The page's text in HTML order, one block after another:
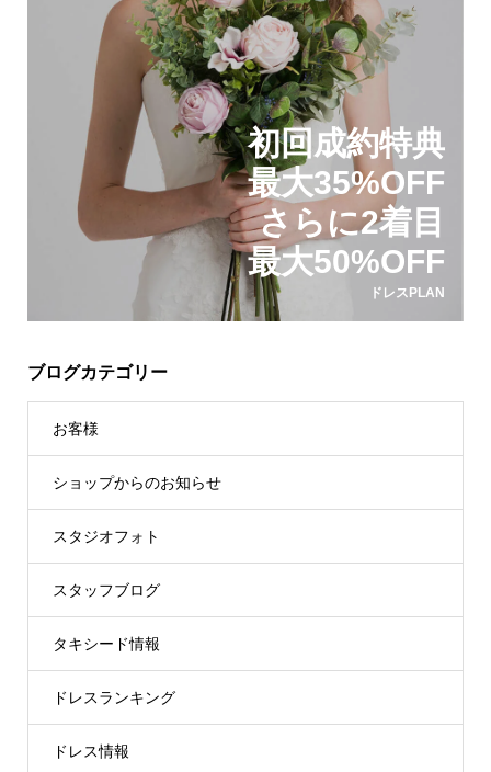
初回成約特典
最大35%OFF
さらに2着目
最大50%OFF
ドレスPLAN
ブログカテゴリー
お客様
ショップからのお知らせ
スタジオフォト
スタッフブログ
タキシード情報
ドレスランキング
ドレス情報